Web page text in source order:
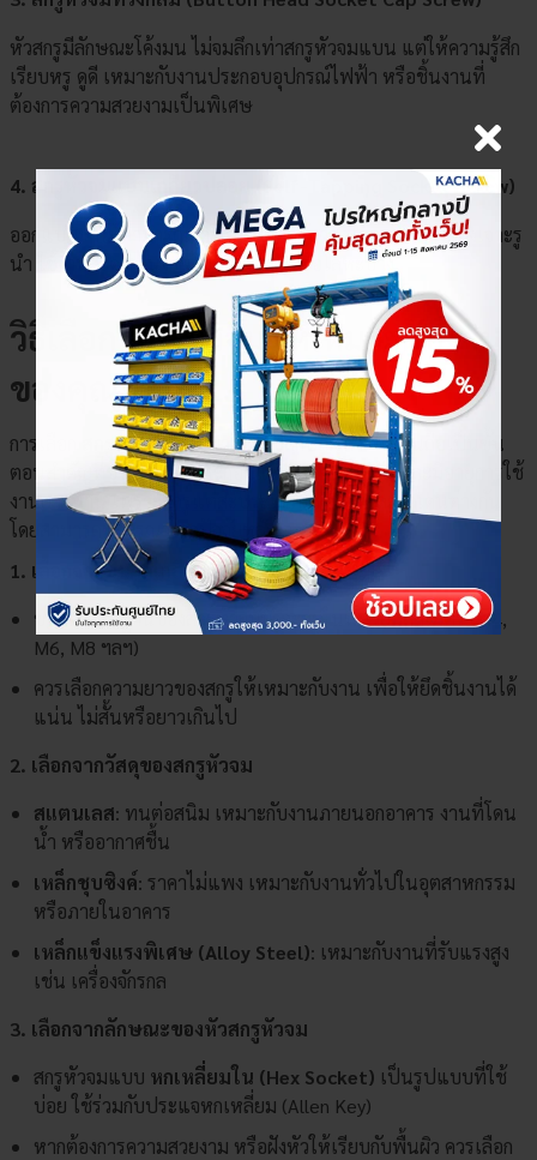
หัวสกรูมีลักษณะโค้งมน ไม่จมลึกเท่าสกรูหัวจมแบน แต่ให้ความรู้สึก
เรียบหรู ดูดี เหมาะกับงานประกอบอุปกรณ์ไฟฟ้า หรือชิ้นงานที่
ต้องการความสวยงามเป็นพิเศษ
4. สกรูหัวจมแบบเกลียวปล่อย (Self-Tapping Socket Screw)
ออกแบบมาให้สามารถเจาะและยึดติดกับวัสดุได้เองโดยไม่ต้องเจาะรู
นำ ใช้งานสะดวกในงานไม้ พลาสติก หรือโลหะบาง
วิธีเลือก สกรูหัวจม ให้เหมาะกับงาน
ของคุณ
การเลือก สกรูหัวจมให้เหมาะสมกับลักษณะการใช้งานถือเป็นขั้น
ตอนสำคัญที่ช่วยให้งานประกอบแข็งแรง ปลอดภัย และมีอายุการใช้
งานยาวนาน เพราะสกรูแต่ละประเภทมีหน้าที่และจุดเด่นต่างกัน
โดยสามารถพิจารณาจากปัจจัยหลัก ๆ ดังนี้
1. เลือกจากขนาดเกลียวและความยาว
ขนาดมาตรฐานของสกรูหัวจมมักจะอยู่ในหน่วยมิลลิเมตร (M4,
M6, M8 ฯลฯ)
ควรเลือกความยาวของสกรูให้เหมาะกับงาน เพื่อให้ยึดชิ้นงานได้
แน่น ไม่สั้นหรือยาวเกินไป
2. เลือกจากวัสดุของสกรูหัวจม
สแตนเลส: ทนต่อสนิม เหมาะกับงานภายนอกอาคาร งานที่โดน
น้ำ หรืออากาศชื้น
เหล็กชุบซิงค์: ราคาไม่แพง เหมาะกับงานทั่วไปในอุตสาหกรรม
หรือภายในอาคาร
เหล็กแข็งแรงพิเศษ (Alloy Steel): เหมาะกับงานที่รับแรงสูง
เช่น เครื่องจักรกล
3. เลือกจากลักษณะของหัวสกรูหัวจม
สกรูหัวจมแบบ หกเหลี่ยมใน (Hex Socket) เป็นรูปแบบที่ใช้
บ่อย ใช้ร่วมกับประแจหกเหลี่ยม (Allen Key)
หากต้องการความสวยงาม หรือฝังหัวให้เรียบกับพื้นผิว ควรเลือก
เลือกตัวเลือกสินค้า